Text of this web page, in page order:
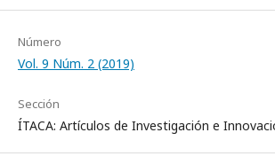
Número
Vol. 9 Núm. 2 (2019)
Sección
ÍTACA: Artículos de Investigación e